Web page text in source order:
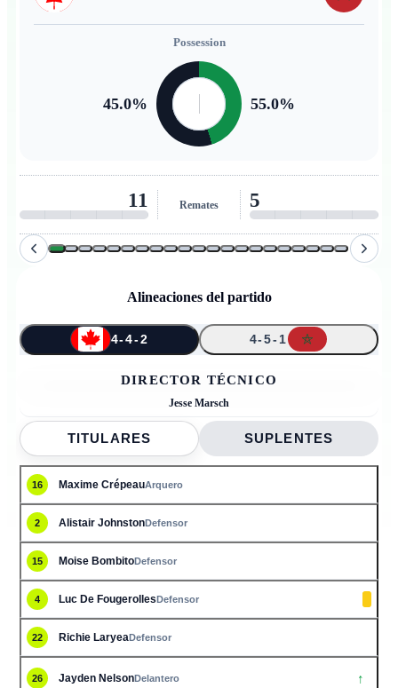
Alineaciones del partido
4-4-2 4-5-1
DIRECTOR TÉCNICO
Jesse Marsch
TITULARES SUPLENTES
16 Maxime CrépeauArquero
2 Alistair JohnstonDefensor
15 Moise BombitoDefensor
4 Luc De FougerollesDefensor
22 Richie LaryeaDefensor
26 Jayden NelsonDelantero ↑
Possession
45.0% 55.0%
11 Remates 5